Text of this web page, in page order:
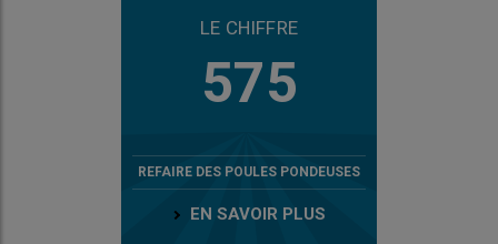
LE CHIFFRE
575
REFAIRE DES POULES PONDEUSES
EN SAVOIR PLUS